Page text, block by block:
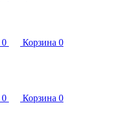
0 Корзина 0
0 Корзина 0